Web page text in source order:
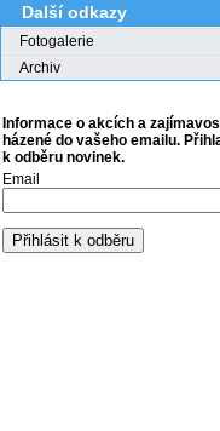
Další odkazy
Fotogalerie
Archiv
Informace o akcích a
házené do vašeho emailu.
k odběru novinek.
Email